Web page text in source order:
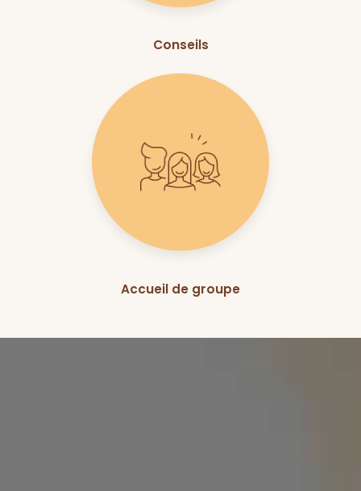
Conseils
Accueil de groupe